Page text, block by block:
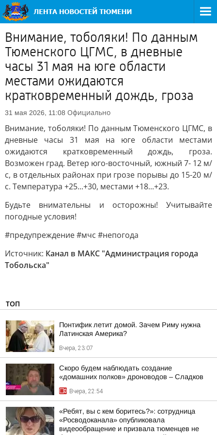
Внимание, тоболяки! По данным
Тюменского ЦГМС, в дневные
часы 31 мая на юге области
местами ожидаются
кратковременный дождь, гроза
31 мая 2026, 11:08 Официально
Внимание, тоболяки! По данным Тюменского ЦГМС, в
дневные часы 31 мая на юге области местами
ожидаются кратковременный дождь, гроза.
Возможен град. Ветер юго-восточный, южный 7- 12 м/
с, в отдельных районах при грозе порывы до 15-20 м/
с. Температура +25...+30, местами +18...+23.
Будьте внимательны и осторожны! Учитывайте
погодные условия!
#предупреждение #мчс #непогода
Источник: Канал в МАКС "Администрация города
Тобольска"
ТОП
Понтифик летит домой. Зачем Риму нужна
Латинская Америка?
Вчера, 23:07
Скоро будем наблюдать создание
«домашних полков» дроноводов – Сладков
Вчера, 22:54
«Ребят, вы с кем боритесь?»: сотрудница
«Росводоканала» опубликовала
видеообращение и призвала тюменцев не